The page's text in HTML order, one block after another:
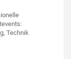
Technik